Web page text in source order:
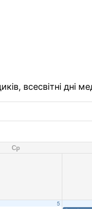
всесвітні дні
Ср
5